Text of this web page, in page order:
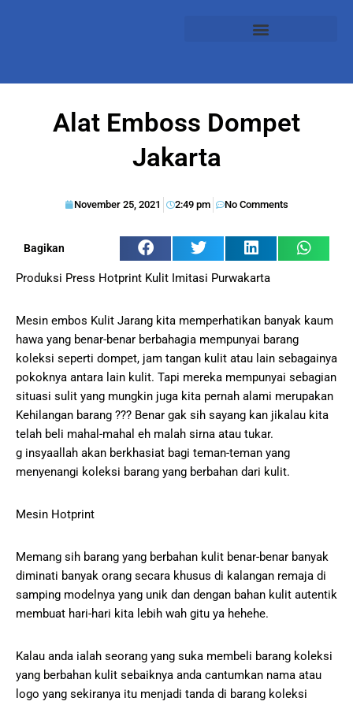
Alat Emboss Dompet
Jakarta
November 25, 2021 2:49 pm No Comments
Bagikan
Produksi Press Hotprint Kulit Imitasi Purwakarta
Mesin embos Kulit Jarang kita memperhatikan banyak kaum
hawa yang benar-benar berbahagia mempunyai barang
koleksi seperti dompet, jam tangan kulit atau lain sebagainya
pokoknya antara lain kulit. Tapi mereka mempunyai sebagian
situasi sulit yang mungkin juga kita pernah alami merupakan
Kehilangan barang ??? Benar gak sih sayang kan jikalau kita
telah beli mahal-mahal eh malah sirna atau tukar.
g insyaallah akan berkhasiat bagi teman-teman yang
menyenangi koleksi barang yang berbahan dari kulit.
Mesin Hotprint
Memang sih barang yang berbahan kulit benar-benar banyak
diminati banyak orang secara khusus di kalangan remaja di
samping modelnya yang unik dan dengan bahan kulit autentik
membuat hari-hari kita lebih wah gitu ya hehehe.
Kalau anda ialah seorang yang suka membeli barang koleksi
yang berbahan kulit sebaiknya anda cantumkan nama atau
logo yang sekiranya itu menjadi tanda di barang koleksi